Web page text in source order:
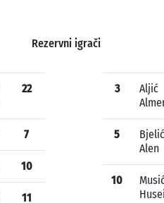
Rezervni igrači
22
7
10
11
3
Aljić
5
Bjelić
Alen
10